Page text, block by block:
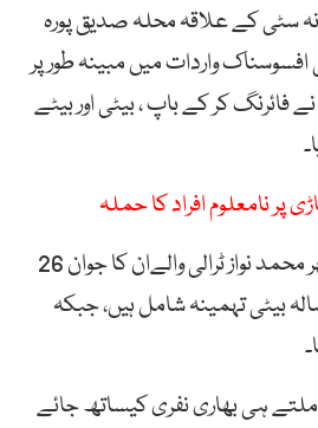
سٹی کے علاقہ محلہ صدیق پورہ
واردات میں مبینہ طور پر
فائرنگ کر کے باپ ، بیٹی اور بیٹے
پر نامعلوم افراد کا حملہ
مقتولین میں60 سالہ مہر محمد نواز ٹرالی والےان کا جوان 26
بیٹا افضال اور 23 سالہ بیٹی تہمینہ شامل ہیں، جبکہ
ہی بھاری نفری کیساتھ جائے